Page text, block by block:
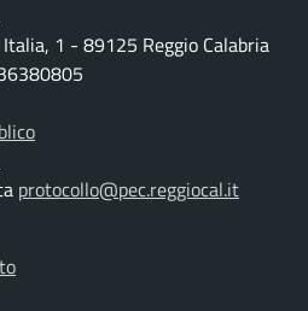
Italia, 1 - 89125 Reggio Calabria
protocollo@pec.reggiocal.it